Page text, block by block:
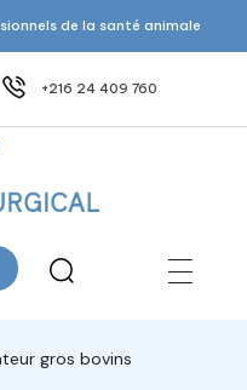
de la santé animale
+216 24 409 760
gros bovins